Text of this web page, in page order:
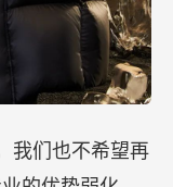
我们也不希望再